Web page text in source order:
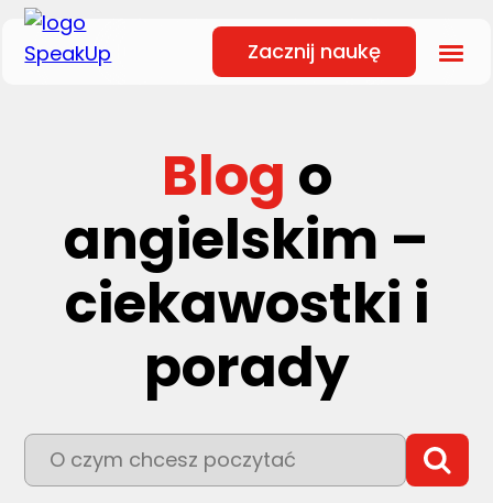
Zacznij naukę
Blog o
angielskim –
ciekawostki i
porady
To pole wyszukiwania z